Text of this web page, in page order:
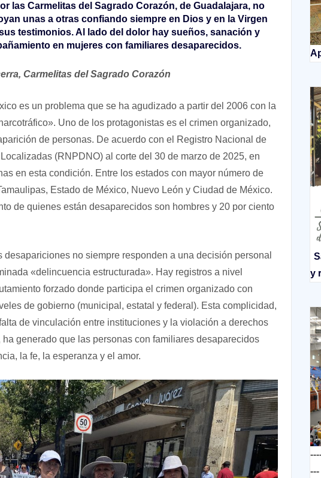
las Carmelitas del Sagrado Corazón, de Guadalajara, no
unas a otras confiando siempre en Dios y en la Virgen
testimonios.Al lado del dolor hay sueños, sanación y
en mujeres con familiares desaparecidos.
Carmelitas del Sagrado Corazón
es un problema que se ha agudizado a partir del 2006 con la
Uno de los protagonistas es el crimen organizado,
de personas. De acuerdo con el Registro Nacional de
(RNPDNO) al corte del 30 de marzo de 2025, en
en esta condición. Entre los estados con mayor número de
Estado de México, Nuevo León y Ciudad de México.
de quienes están desaparecidos son hombres y 20 por ciento
desapariciones no siempre responden a una decisión personal
«delincuencia estructurada». Hay registros a nivel
forzado donde participa el crimen organizado con
de gobierno (municipal, estatal y federal). Esta complicidad,
de vinculación entre instituciones y la violación a derechos
ha generado que las personas con familiares desaparecidos
la fe, la esperanza y el amor.
y
---